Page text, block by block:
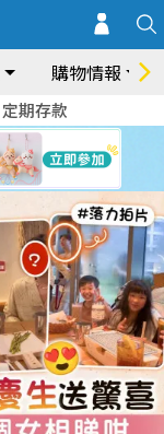
購物情報
定期存款